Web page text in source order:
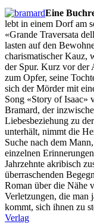
Eine
lebt in einem Dorf am
«Grande Traversata
lasten auf den
charismatischer Kauz,
der Spur. Kurz vor der
zum Opfer, seine
sich der Mörder mit
Song «Story of Isaac»
Bramard, der
Liebesbeziehung zu
unterhält, nimmt die
Suche nach dem
einzelnen
Jahrzehnte akribisch
überraschenden
Roman über die Nähe
Verletzungen, die man
kommt, sich ihnen zu
Verlag